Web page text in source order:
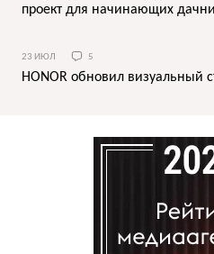
проект для начинающих
23 ИЮЛ 5
HONOR обновил визуальный